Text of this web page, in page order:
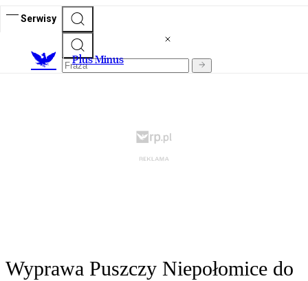
Serwisy
Plus Minus
Wyprawa Puszczy Niepołomice do